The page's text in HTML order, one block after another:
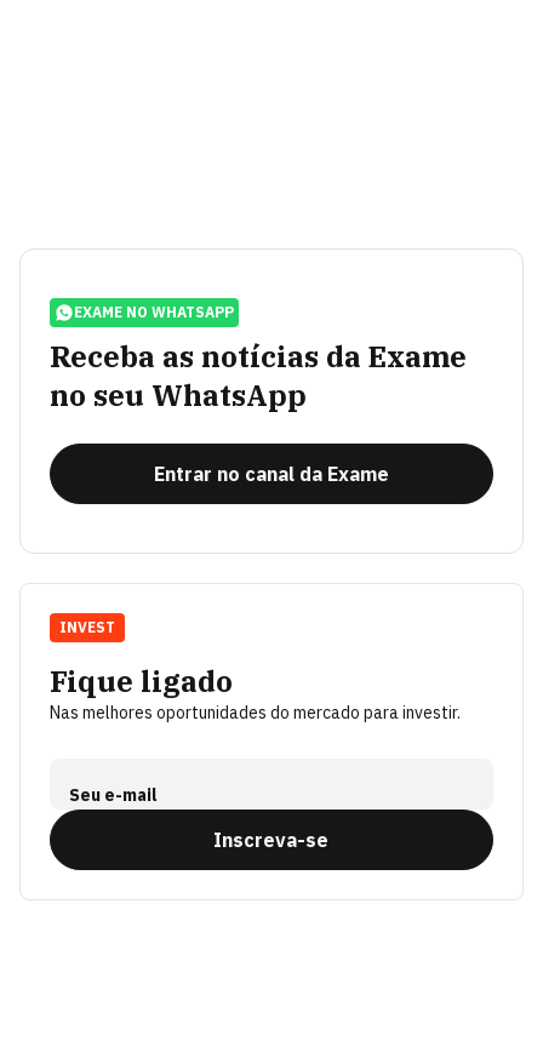
EXAME NO WHATSAPP
Receba as notícias da Exame
no seu WhatsApp
Entrar no canal da Exame
Fique ligado
Nas melhores oportunidades do mercado para investir.
Seu e-mail
Inscreva-se
INVEST